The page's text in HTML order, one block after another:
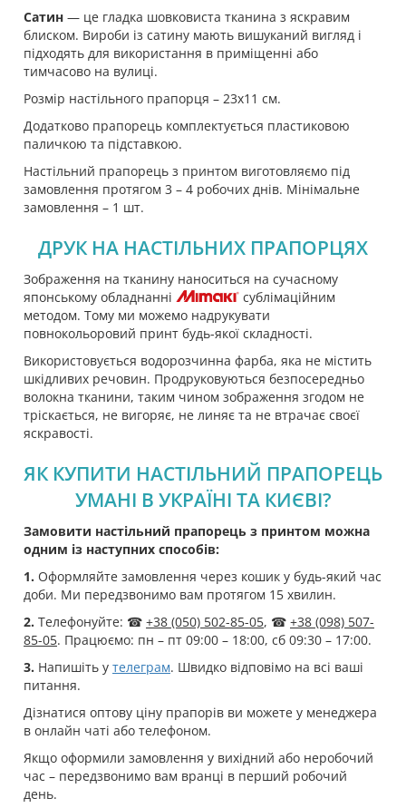
Сатин — це гладка шовковиста тканина з яскравим
блиском. Вироби із сатину мають вишуканий вигляд і
підходять для використання в приміщенні або
тимчасово на вулиці.
Розмір настільного прапорця – 23х11 см.
Додатково прапорець комплектується пластиковою
паличкою та підставкою.
Настільний прапорець з принтом виготовляємо під
замовлення протягом 3 – 4 робочих днів. Мінімальне
замовлення – 1 шт.
ДРУК НА НАСТІЛЬНИХ ПРАПОРЦЯХ
Зображення на тканину наноситься на сучасному
японському обладнанні
сублімаційним
методом. Тому ми можемо надрукувати
повнокольоровий принт будь-якої складності.
Використовується водорозчинна фарба, яка не містить
шкідливих речовин. Продруковуються безпосередньо
волокна тканини, таким чином зображення згодом не
тріскається, не вигоряє, не линяє та не втрачає своєї
яскравості.
ЯК КУПИТИ НАСТІЛЬНИЙ ПРАПОРЕЦЬ
УМАНІ В УКРАЇНІ ТА КИЄВІ?
Замовити настільний прапорець з принтом можна
одним із наступних способів:
1. Оформляйте замовлення через кошик у будь-який час
доби. Ми передзвонимо вам протягом 15 хвилин.
2. Телефонуйте: ☎ +38 (050) 502-85-05, ☎ +38 (098) 507-
85-05. Працюємо: пн – пт 09:00 – 18:00, сб 09:30 – 17:00.
3. Напишіть у телеграм. Швидко відповімо на всі ваші
питання.
Дізнатися оптову ціну прапорів ви можете у менеджера
в онлайн чаті або телефоном.
Якщо оформили замовлення у вихідний або неробочий
час – передзвонимо вам вранці в перший робочий
день.